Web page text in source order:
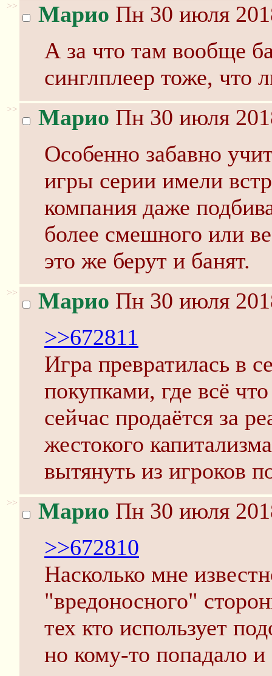
>> Марио Пн 30 июля
А за что там вообще
синглплеер тоже, что
>> Марио Пн 30 июля
Особенно забавно
игры серии имели
компания даже
более смешного или
это же берут и банят.
>> Марио Пн 30 июля
>>672811
Игра превратилась в
покупками, где всё
сейчас продаётся за
жестокого
вытянуть из игроков
>> Марио Пн 30 июля
>>672810
Насколько мне
"вредоносного"
тех кто использует
но кому-то попадало и